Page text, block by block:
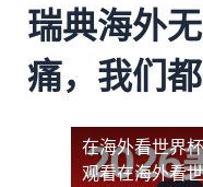
瑞典海外
痛，我们
在海外看世界
观看在海外看